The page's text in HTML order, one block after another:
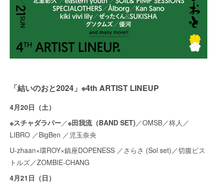
「結いのおと2024」※4th ARTIST LINEUP
4月20日（土）
※スチャダラパー／※田我流（BAND SET) ／OMSB／柊人／
LIBRO ／BigBen ／児玉奈央
U-zhaan×環ROY×鎮座DOPENESS ／さらさ (Sol set)／切腹ピス
トルズ／ZOMBIE‐CHANG
4月21日（日）